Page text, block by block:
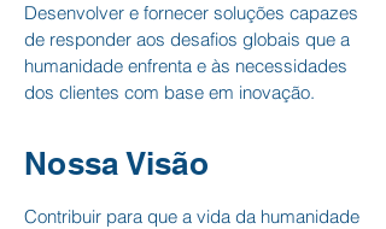
Desenvolver e fornecer soluções capazes
de responder aos desafios globais que a
humanidade enfrenta e às necessidades
dos clientes com base em inovação.
Nossa Visão
Contribuir para que a vida da humanidade